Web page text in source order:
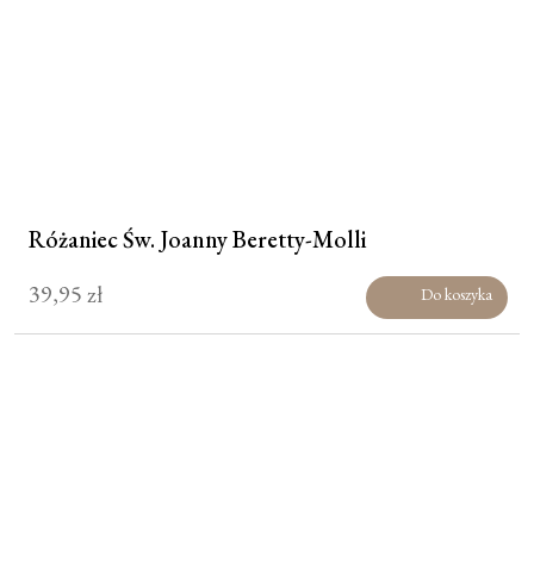
Różaniec Św. Joanny Beretty-Molli
39,95zł Do koszyka